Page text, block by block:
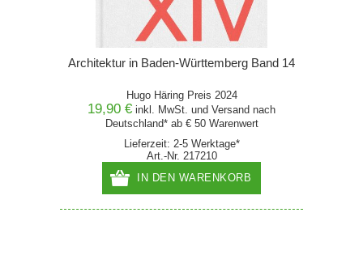
Architektur in Baden-Württemberg Band 14
Hugo Häring Preis 2024
19,90 € inkl. MwSt. und Versand nach
Deutschland* ab € 50 Warenwert
Lieferzeit: 2-5 Werktage*
Art.-Nr. 217210
IN DEN WARENKORB